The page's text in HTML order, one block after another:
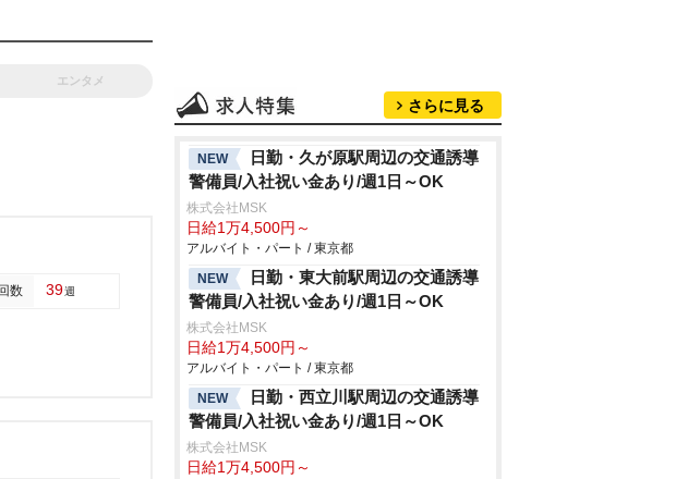
エンタメ
数 39週
さらに見る
NEW
日勤・久が原駅周辺の交通誘導
警備員/入社祝い金あり/週1日～OK
株式会社MSK
日給1万4,500円～
アルバイト・パート / 東京都
NEW
日勤・東大前駅周辺の交通誘導
警備員/入社祝い金あり/週1日～OK
株式会社MSK
日給1万4,500円～
アルバイト・パート / 東京都
NEW
日勤・西立川駅周辺の交通誘導
警備員/入社祝い金あり/週1日～OK
株式会社MSK
日給1万4,500円～